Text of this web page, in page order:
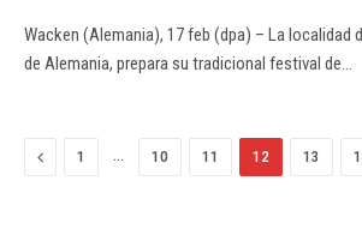
Wacken (Alemania), 17 feb (dpa) – La localidad
de Alemania, prepara su tradicional festival de…
Previous
1 … 10 11 12 13